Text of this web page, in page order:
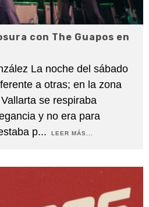
con The Guapos en
La noche del sábado
a otras; en la zona
se respiraba
y no era para
p... LEER MÁS...